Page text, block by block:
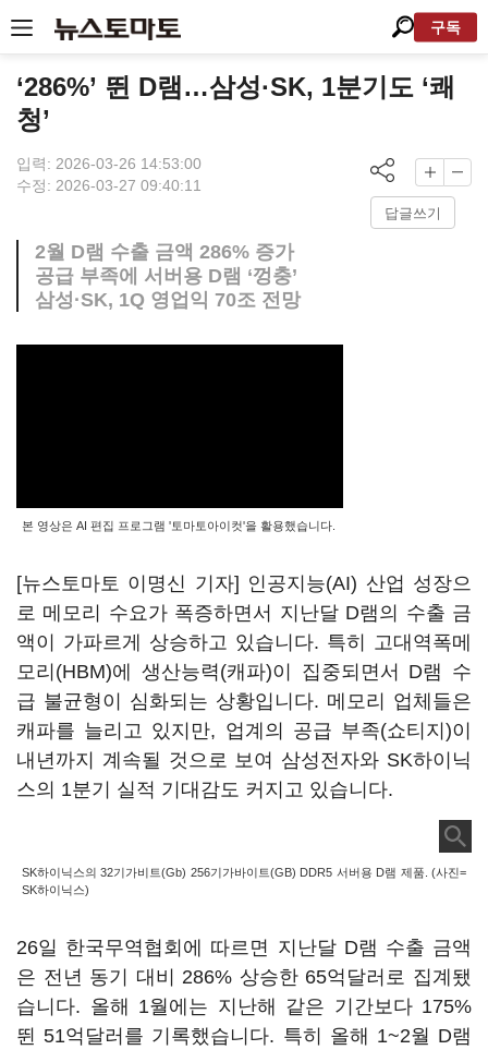
구독
‘286%’ 뛴 D램…삼성·SK, 1분기도 ‘쾌
청’
입력: 2026-03-26 14:53:00
수정: 2026-03-27 09:40:11
답글쓰기
2월 D램 수출 금액 286% 증가
공급 부족에 서버용 D램 ‘껑충’
삼성·SK, 1Q 영업익 70조 전망
본 영상은 AI 편집 프로그램 '토마토아이컷'을 활용했습니다.
[뉴스토마토 이명신 기자] 인공지능(AI) 산업 성장으
로 메모리 수요가 폭증하면서 지난달 D램의 수출 금
액이 가파르게 상승하고 있습니다. 특히 고대역폭메
모리(HBM)에 생산능력(캐파)이 집중되면서 D램 수
급 불균형이 심화되는 상황입니다. 메모리 업체들은
캐파를 늘리고 있지만, 업계의 공급 부족(쇼티지)이
내년까지 계속될 것으로 보여 삼성전자와 SK하이닉
스의 1분기 실적 기대감도 커지고 있습니다.
SK하이닉스의 32기가비트(Gb) 256기가바이트(GB) DDR5 서버용 D램 제품. (사진=
SK하이닉스)
26일 한국무역협회에 따르면 지난달 D램 수출 금액
은 전년 동기 대비 286% 상승한 65억달러로 집계됐
습니다. 올해 1월에는 지난해 같은 기간보다 175%
뛴 51억달러를 기록했습니다. 특히 올해 1~2월 D램